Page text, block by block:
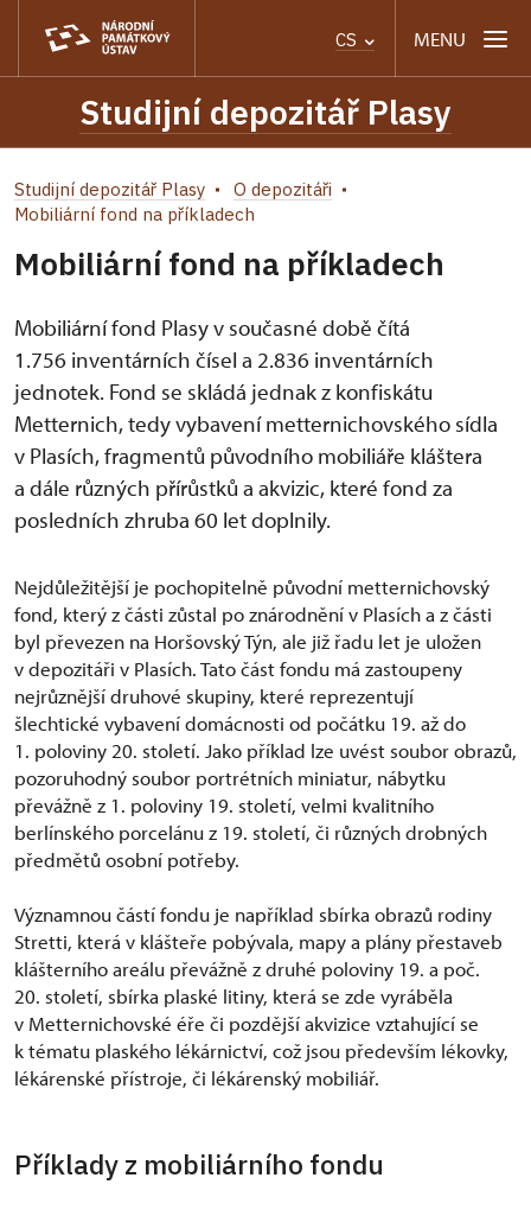
CS MENU
Studijní depozitář Plasy
Studijní depozitář Plasy
O depozitáři
Mobiliární fond na příkladech
Mobiliární fond na příkladech
Mobiliární fond Plasy v současné době čítá
1.756 inventárních čísel a 2.836 inventárních
jednotek. Fond se skládá jednak z konfiskátu
Metternich, tedy vybavení metternichovského sídla
v Plasích, fragmentů původního mobiliáře kláštera
a dále různých přírůstků a akvizic, které fond za
posledních zhruba 60 let doplnily.
Nejdůležitější je pochopitelně původní metternichovský
fond, který z části zůstal po znárodnění v Plasích a z části
byl převezen na Horšovský Týn, ale již řadu let je uložen
v depozitáři v Plasích. Tato část fondu má zastoupeny
nejrůznější druhové skupiny, které reprezentují
šlechtické vybavení domácnosti od počátku 19. až do
1. poloviny 20. století. Jako příklad lze uvést soubor obrazů,
pozoruhodný soubor portrétních miniatur, nábytku
převážně z 1. poloviny 19. století, velmi kvalitního
berlínského porcelánu z 19. století, či různých drobných
předmětů osobní potřeby.
Významnou částí fondu je například sbírka obrazů rodiny
Stretti, která v klášteře pobývala, mapy a plány přestaveb
klášterního areálu převážně z druhé poloviny 19. a poč.
20. století, sbírka plaské litiny, která se zde vyráběla
v Metternichovské éře či pozdější akvizice vztahující se
k tématu plaského lékárnictví, což jsou především lékovky,
lékárenské přístroje, či lékárenský mobiliář.
Příklady z mobiliárního fondu